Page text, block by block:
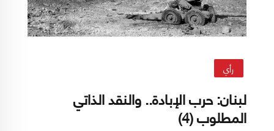
رأي
لبنان: حرب الإبادة.. والنقد الذاتي
المطلوب (4)